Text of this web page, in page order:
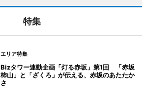
特集
エリア特集
Bizタワー連動企画「灯る赤坂」第1回 「赤坂
柿山」と「ざくろ」が伝える、赤坂のあたたか
さ